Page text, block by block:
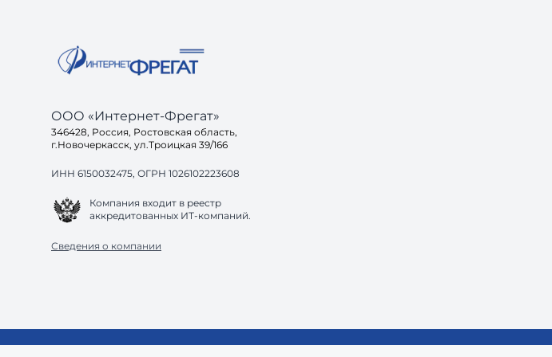
ООО «Интернет-Фрегат»
346428, Россия, Ростовская область,
г.Новочеркасск, ул.Троицкая 39/166
ИНН 6150032475, ОГРН 1026102223608
Компания входит в реестр
аккредитованных ИТ-компаний.
Сведения о компании